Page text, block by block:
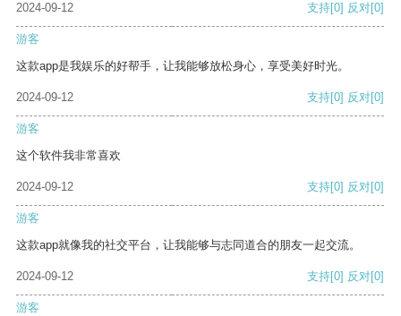
2024-09-12
支持[0] 反对[0]
游客
这款app是我娱乐的好帮手，让我能够放松身心，享受美好时光。
2024-09-12 支持[0] 反对[0]
游客
这个软件我非常喜欢
2024-09-12 支持[0] 反对[0]
游客
这款app就像我的社交平台，让我能够与志同道合的朋友一起交流。
2024-09-12 支持[0] 反对[0]
游客